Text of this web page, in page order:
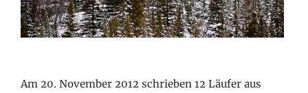
Am 20. November 2012 schrieben 12 Läufer aus